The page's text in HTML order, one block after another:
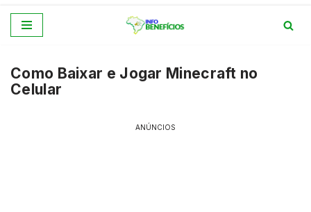
o
conteúdo
Como Baixar e Jogar Minecraft no
Celular
ANÚNCIOS